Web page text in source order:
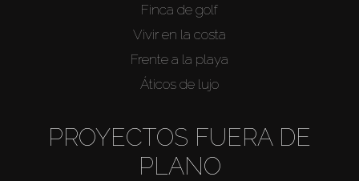
Finca de golf
Vivir en la costa
Frente a la playa
Áticos de lujo
PROYECTOS FUERA DE
PLANO